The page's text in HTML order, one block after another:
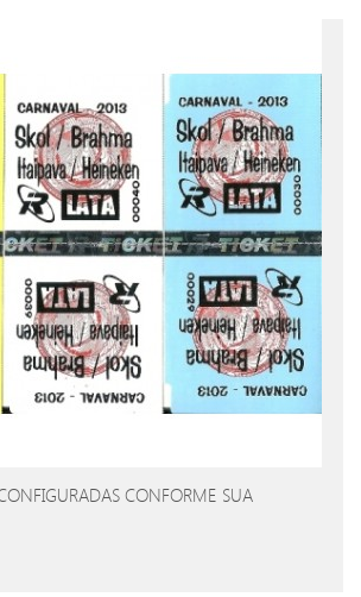
CONFORME SUA